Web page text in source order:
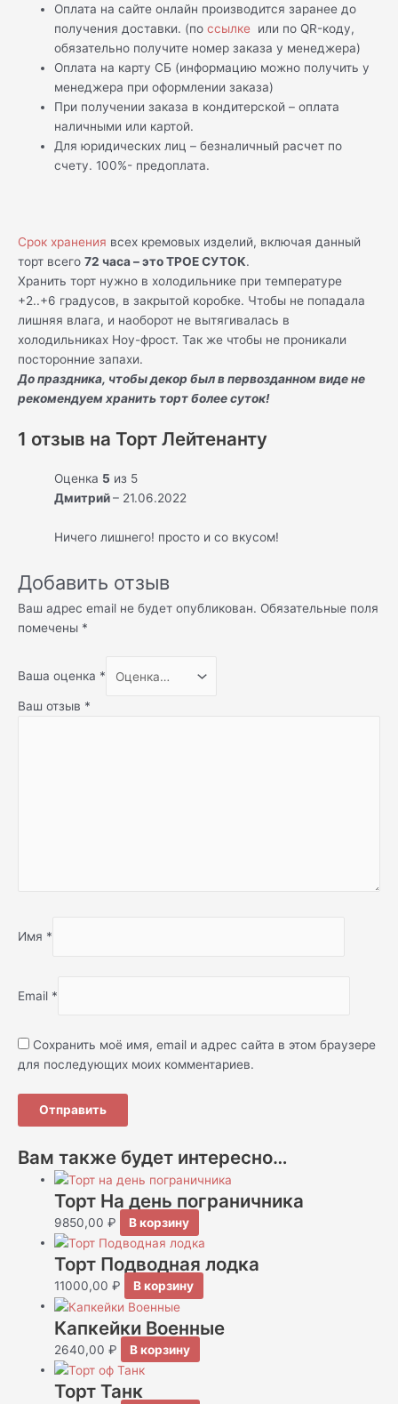
Оплата на сайте онлайн производится заранее до
получения доставки. (поссылке или по QR-коду,
обязательно получите номер заказа у менеджера)
Оплата на карту СБ (информацию можно получить у
менеджера при оформлении заказа)
При получении заказа в кондитерской – оплата
наличными или картой.
Для юридических лиц – безналичный расчет по
счету. 100%- предоплата.
Срок хранения всех кремовых изделий, включая данный
торт всего 72 часа – это ТРОЕ СУТОК.
Хранить торт нужно в холодильнике при температуре
+2..+6 градусов, в закрытой коробке. Чтобы не попадала
лишняя влага, и наоборот не вытягивалась в
холодильниках Ноу-фрост. Так же чтобы не проникали
посторонние запахи.
До праздника, чтобы декор был в первозданном виде не
рекомендуем хранить торт более суток!
1 отзыв на Торт Лейтенанту
Оценка 5 из 5
Дмитрий– 21.06.2022
Ничего лишнего! просто и со вкусом!
Добавить отзыв
Ваш адрес email не будет опубликован. Обязательные поля
помечены *
Ваша оценка *
Ваш отзыв *
Имя *
Email *
Сохранить моё имя, email и адрес сайта в этом браузере
для последующих моих комментариев.
Вам также будет интересно…
Торт На день пограничника
9850,00₽ В корзину
Торт Подводная лодка
11000,00₽ В корзину
Капкейки Военные
2640,00₽ В корзину
Торт Танк